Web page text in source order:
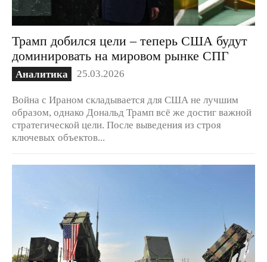
Трамп добился цели – теперь США будут
доминировать на мировом рынке СПГ
Аналитика 25.03.2026
Война с Ираном складывается для США не лучшим
образом, однако Дональд Трамп всё же достиг важной
стратегической цели. После выведения из строя
ключевых объектов...